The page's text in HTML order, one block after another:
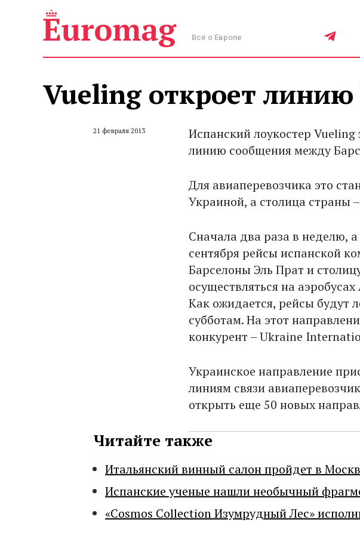
Всё о Европе
Vueling откроет
21 февраля 2013
Испанский лоукостер Vueling
линию сообщения между
Для авиаперевозчика это
Украиной, а столица страны
Сначала два раза в неделю,
сентября рейсы испанской
Барселоны Эль Прат и
осуществляться на
Как ожидается, рейсы будут
субботам. На этот
конкурент – Ukraine
Украинское направление
линиям связи
открыть еще 50 новых
Читайте также
Итальянский винный салон пройдет в
Испанские ученые нашли необычный
«Cosmos Collection Изумрудный Лес»